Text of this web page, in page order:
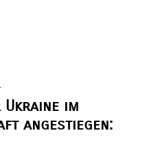
im
angestiegen: